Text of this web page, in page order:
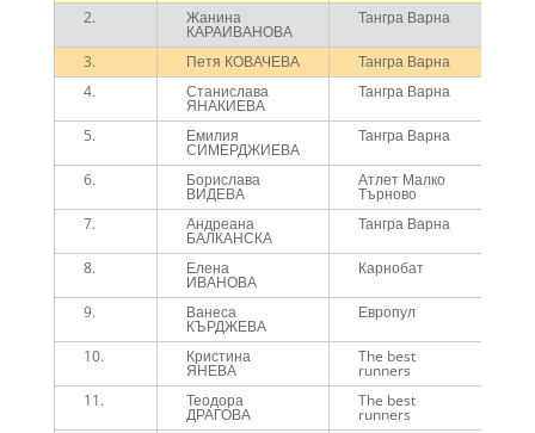
2. Жанина
КАРАИВАНОВА
Тангра Варна
3. Петя КОВАЧЕВА Тангра Варна
4.
Станислава
ЯНАКИЕВА
Тангра Варна
5. Емилия
СИМЕРДЖИЕВА
Тангра Варна
6. Борислава
ВИДЕВА
Атлет Малко
Търново
7. Андреана
БАЛКАНСКА
Тангра Варна
8. Елена
ИВАНОВА
Карнобат
9. Ванеса
КЪРДЖЕВА
Европул
10. Кристина
ЯНЕВА
The best
runners
11. Теодора
ДРАГОВА
The best
runners